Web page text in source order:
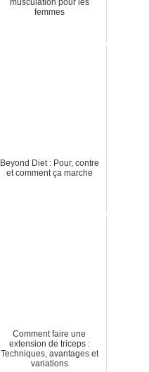
femmes
Beyond Diet : Pour, contre
et comment ça marche
Comment faire une
extension de triceps :
Techniques, avantages et
variations